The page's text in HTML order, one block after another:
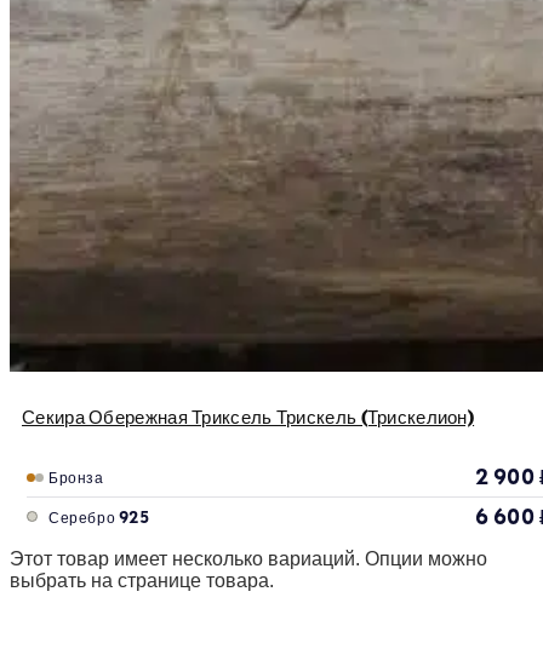
Секира Обережная Триксель Трискель (Трискелион)
Бронза 2 900
Серебро 925 6 600
Этот товар имеет несколько вариаций. Опции можно
выбрать на странице товара.